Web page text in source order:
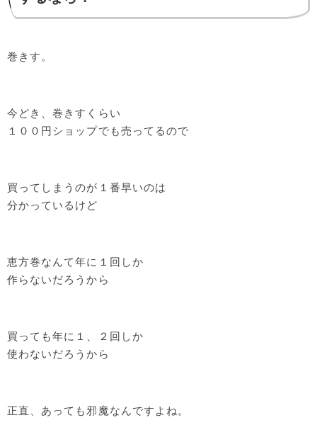
巻きす。
今どき、巻きすくらい
１００円ショップでも売ってるので
買ってしまうのが１番早いのは
分かっているけど
恵方巻なんて年に１回しか
作らないだろうから
買っても年に１、２回しか
使わないだろうから
正直、あっても邪魔なんですよね。